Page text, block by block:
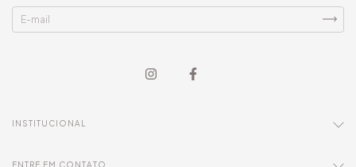
INSTITUCIONAL
ENTRE EM CONTATO